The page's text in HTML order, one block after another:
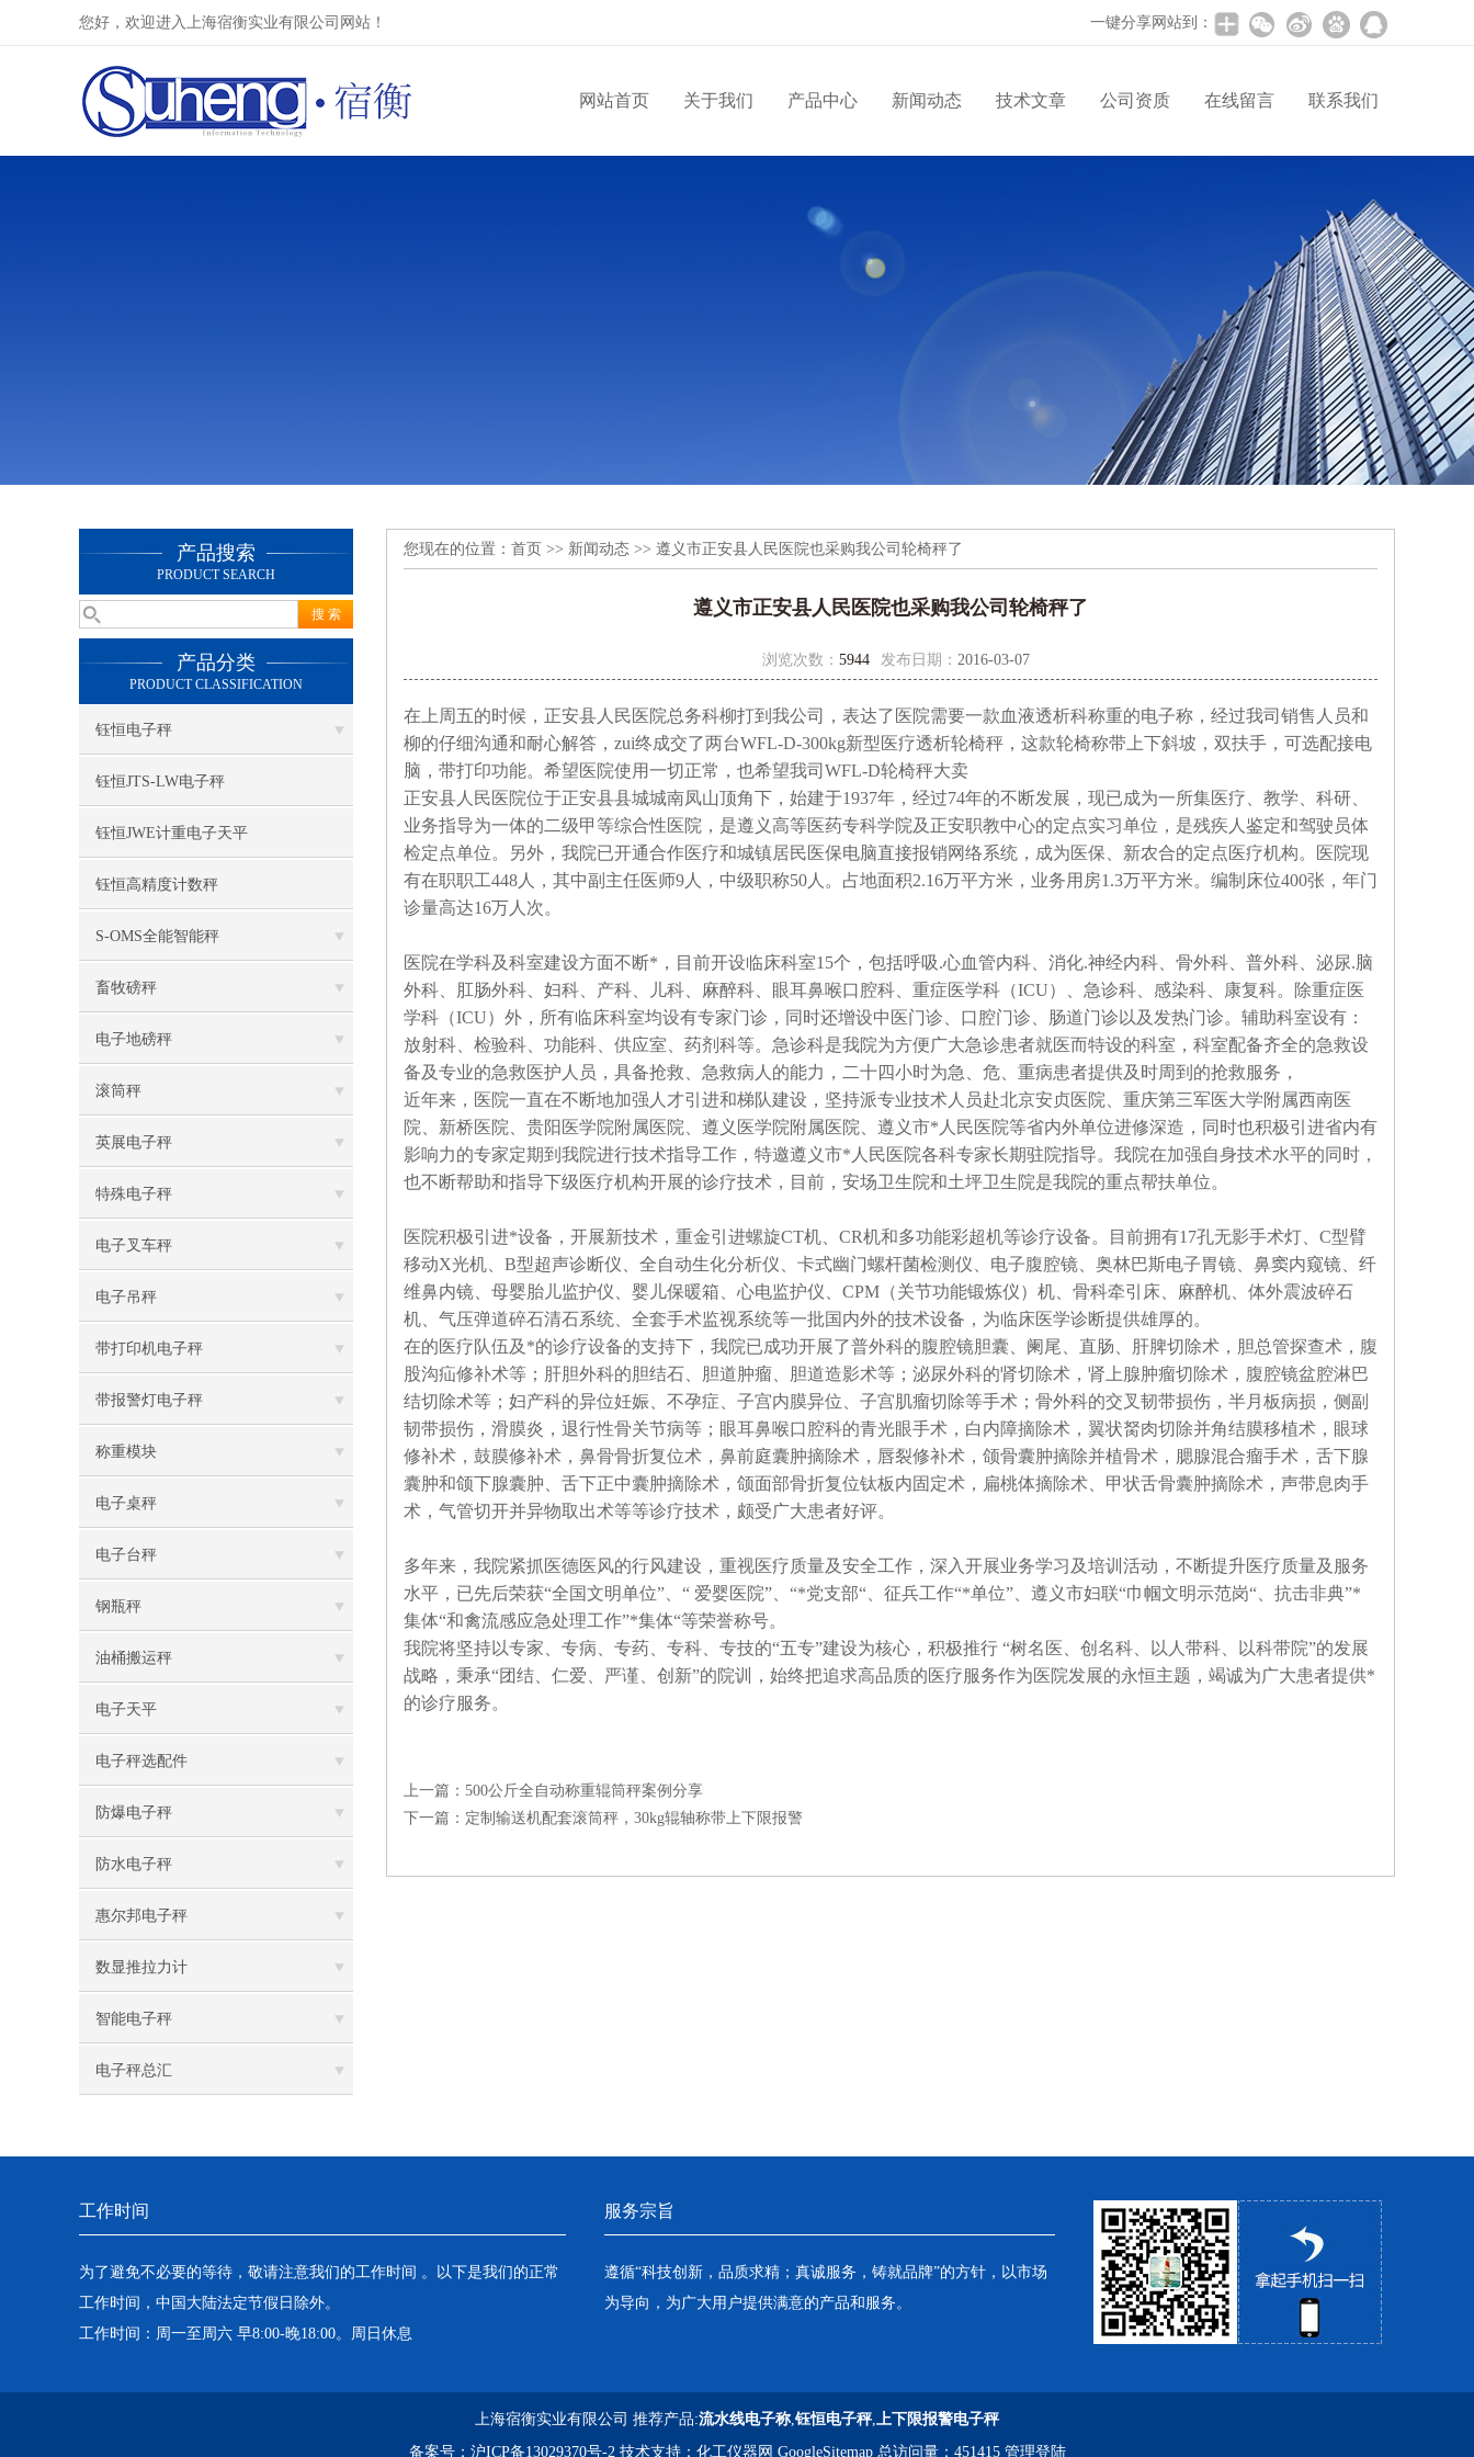
您好，欢迎进入上海宿衡实业有限公司网站！ 一键分享网站到：
网站首页 关于我们 产品中心 新闻动态 技术文章 公司资质 在线留言 联系我们
产品搜索
PRODUCT SEARCH
产品分类
PRODUCT CLASSIFICATION
钰恒电子秤
钰恒JTS-LW电子秤
钰恒JWE计重电子天平
钰恒高精度计数秤
S-OMS全能智能秤
畜牧磅秤
电子地磅秤
滚筒秤
英展电子秤
特殊电子秤
电子叉车秤
电子吊秤
带打印机电子秤
带报警灯电子秤
称重模块
电子桌秤
电子台秤
钢瓶秤
油桶搬运秤
电子天平
电子秤选配件
防爆电子秤
防水电子秤
惠尔邦电子秤
数显推拉力计
智能电子秤
电子秤总汇
您现在的位置： 首页 >> 新闻动态 >> 遵义市正安县人民医院也采购我公司轮椅秤了
遵义市正安县人民医院也采购我公司轮椅秤了
浏览次数： 5944 发布日期： 2016-03-07
在上周五的时候，正安县人民医院总务科柳打到我公司，表达了医院需要一款血液透析科称重的电子称，经过我司销售人员和
柳的仔细沟通和耐心解答，zui终成交了两台WFL-D-300kg新型医疗透析轮椅秤，这款轮椅称带上下斜坡，双扶手，可选配接电
脑，带打印功能。希望医院使用一切正常，也希望我司WFL-D轮椅秤大卖
正安县人民医院位于正安县县城城南凤山顶角下，始建于1937年，经过74年的不断发展，现已成为一所集医疗、教学、科研、
业务指导为一体的二级甲等综合性医院，是遵义高等医药专科学院及正安职教中心的定点实习单位，是残疾人鉴定和驾驶员体
检定点单位。另外，我院已开通合作医疗和城镇居民医保电脑直接报销网络系统，成为医保、新农合的定点医疗机构。医院现
有在职职工448人，其中副主任医师9人，中级职称50人。占地面积2.16万平方米，业务用房1.3万平方米。编制床位400张，年门
诊量高达16万人次。
医院在学科及科室建设方面不断*，目前开设临床科室15个，包括呼吸.心血管内科、消化.神经内科、骨外科、普外科、泌尿.脑
外科、肛肠外科、妇科、产科、儿科、麻醉科、眼耳鼻喉口腔科、重症医学科（ICU）、急诊科、感染科、康复科。除重症医
学科（ICU）外，所有临床科室均设有专家门诊，同时还增设中医门诊、口腔门诊、肠道门诊以及发热门诊。辅助科室设有：
放射科、检验科、功能科、供应室、药剂科等。急诊科是我院为方便广大急诊患者就医而特设的科室，科室配备齐全的急救设
备及专业的急救医护人员，具备抢救、急救病人的能力，二十四小时为急、危、重病患者提供及时周到的抢救服务，
近年来，医院一直在不断地加强人才引进和梯队建设，坚持派专业技术人员赴北京安贞医院、重庆第三军医大学附属西南医
院、新桥医院、贵阳医学院附属医院、遵义医学院附属医院、遵义市*人民医院等省内外单位进修深造，同时也积极引进省内有
影响力的专家定期到我院进行技术指导工作，特邀遵义市*人民医院各科专家长期驻院指导。我院在加强自身技术水平的同时，
也不断帮助和指导下级医疗机构开展的诊疗技术，目前，安场卫生院和土坪卫生院是我院的重点帮扶单位。
医院积极引进*设备，开展新技术，重金引进螺旋CT机、CR机和多功能彩超机等诊疗设备。目前拥有17孔无影手术灯、C型臂
移动X光机、B型超声诊断仪、全自动生化分析仪、卡式幽门螺杆菌检测仪、电子腹腔镜、奥林巴斯电子胃镜、鼻窦内窥镜、纤
维鼻内镜、母婴胎儿监护仪、婴儿保暖箱、心电监护仪、CPM（关节功能锻炼仪）机、骨科牵引床、麻醉机、体外震波碎石
机、气压弹道碎石清石系统、全套手术监视系统等一批国内外的技术设备，为临床医学诊断提供雄厚的。
在的医疗队伍及*的诊疗设备的支持下，我院已成功开展了普外科的腹腔镜胆囊、阑尾、直肠、肝脾切除术，胆总管探查术，腹
股沟疝修补术等；肝胆外科的胆结石、胆道肿瘤、胆道造影术等；泌尿外科的肾切除术，肾上腺肿瘤切除术，腹腔镜盆腔淋巴
结切除术等；妇产科的异位妊娠、不孕症、子宫内膜异位、子宫肌瘤切除等手术；骨外科的交叉韧带损伤，半月板病损，侧副
韧带损伤，滑膜炎，退行性骨关节病等；眼耳鼻喉口腔科的青光眼手术，白内障摘除术，翼状胬肉切除并角结膜移植术，眼球
修补术，鼓膜修补术，鼻骨骨折复位术，鼻前庭囊肿摘除术，唇裂修补术，颌骨囊肿摘除并植骨术，腮腺混合瘤手术，舌下腺
囊肿和颌下腺囊肿、舌下正中囊肿摘除术，颌面部骨折复位钛板内固定术，扁桃体摘除术、甲状舌骨囊肿摘除术，声带息肉手
术，气管切开并异物取出术等等诊疗技术，颇受广大患者好评。
多年来，我院紧抓医德医风的行风建设，重视医疗质量及安全工作，深入开展业务学习及培训活动，不断提升医疗质量及服务
水平，已先后荣获“全国文明单位”、“ 爱婴医院”、“*党支部“、征兵工作“*单位”、遵义市妇联“巾帼文明示范岗“、抗击非典”*
集体“和禽流感应急处理工作”*集体“等荣誉称号。
我院将坚持以专家、专病、专药、专科、专技的“五专”建设为核心，积极推行 “树名医、创名科、以人带科、以科带院”的发展
战略，秉承“团结、仁爱、严谨、创新”的院训，始终把追求高品质的医疗服务作为医院发展的永恒主题，竭诚为广大患者提供*
的诊疗服务。
上一篇： 500公斤全自动称重辊筒秤案例分享
下一篇： 定制输送机配套滚筒秤，30kg辊轴称带上下限报警
工作时间
为了避免不必要的等待，敬请注意我们的工作时间 。以下是我们的正常
工作时间，中国大陆法定节假日除外。
工作时间：周一至周六 早8:00-晚18:00。周日休息
服务宗旨
遵循“科技创新，品质求精；真诚服务，铸就品牌”的方针，以市场
为导向，为广大用户提供满意的产品和服务。
上海宿衡实业有限公司 推荐产品:流水线电子称,钰恒电子秤,上下限报警电子秤
备案号： 沪ICP备13029370号-2技术支持： 化工仪器网 GoogleSitemap总访问量：451415 管理登陆